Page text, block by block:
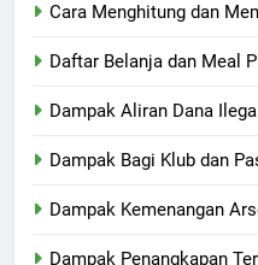
Cara Menghitung dan
Daftar Belanja dan Meal
Dampak Aliran Dana
Dampak Bagi Klub dan
Dampak Kemenangan
Dampak Penangkapan